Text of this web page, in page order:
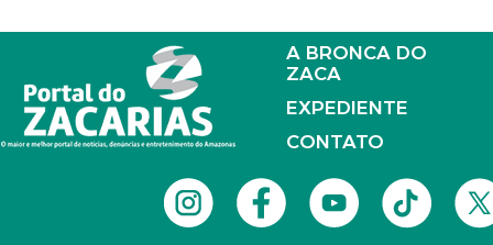
A BRONCA DO
ZACA
EXPEDIENTE
CONTATO